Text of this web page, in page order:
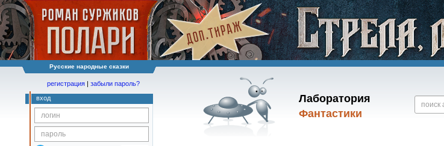
Русские народные сказки
Лаборатория
Фантастики
регистрация | забыли пароль?
вход